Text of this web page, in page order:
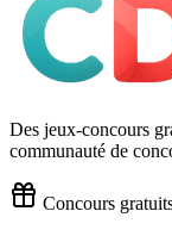
Des jeux-concours
communauté de
Concours